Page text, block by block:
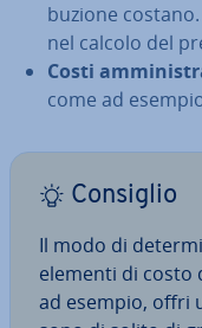
bu­zio­ne
nel calcolo del
Costi
come ad
Consiglio
Il modo di
elementi di costo
ad esempio, offri